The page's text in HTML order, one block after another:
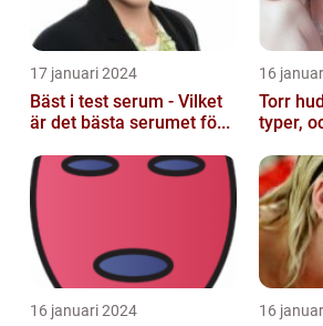
17 januari 2024
Bäst i test serum - Vilket
är det bästa serumet fö...
16
Torr
typer,
16 januari 2024 16